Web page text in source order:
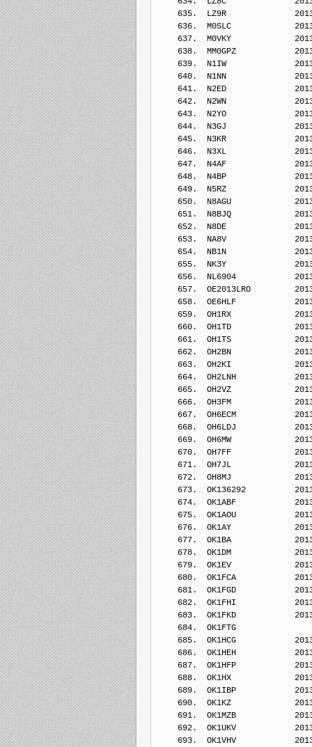
635.  LZ9R
636.  M0SLC
637.  M0VKY
638.  MM0GPZ
639.  N1IW
640.  N1NN
641.  N2ED
642.  N2WN
643.  N2YO
644.  N3GJ
645.  N3KR
646.  N3XL
647.  N4AF
648.  N4BP
649.  N5RZ
650.  N8AGU
651.  N8BJQ
652.  N8DE
653.  NA8V
654.  NB1N
655.  NK3Y
656.  NL6904
657.  OE2013LRO
658.  OE6HLF
659.  OH1RX
660.  OH1TD
661.  OH1TS
662.  OH2BN
663.  OH2KI
664.  OH2LNH
665.  OH2VZ
666.  OH3FM
667.  OH6ECM
668.  OH6LDJ
669.  OH6MW
670.  OH7FF
671.  OH7JL
672.  OH8MJ
673.  OK136292
674.  OK1ABF
675.  OK1AOU
676.  OK1AY
677.  OK1BA
678.  OK1DM
679.  OK1EV
680.  OK1FCA
681.  OK1FGD
682.  OK1FHI
683.  OK1FKD
684.  OK1FTG
685.  OK1HCG
686.  OK1HEH
687.  OK1HFP
688.  OK1HX
689.  OK1IBP
690.  OK1KZ
691.  OK1MZB
692.  OK1UKV
693.  OK1VHV